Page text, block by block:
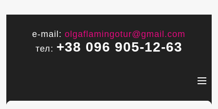
e-mail:olgaflamingotur@gmail.com
тел: +38 096 905-12-63